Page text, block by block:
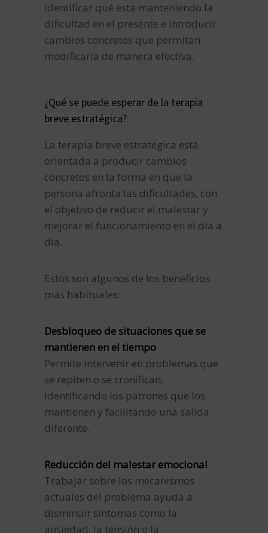
identificar qué está manteniendo la
dificultad en el presente e introducir
cambios concretos que permitan
modificarla de manera efectiva.
¿Qué se puede esperar de la terapia
breve estratégica?
La terapia breve estratégica está
orientada a producir cambios
concretos en la forma en que la
persona afronta las dificultades, con
el objetivo de reducir el malestar y
mejorar el funcionamiento en el día a
día.
Estos son algunos de los beneficios
más habituales:
Desbloqueo de situaciones que se
mantienen en el tiempo
Permite intervenir en problemas que
se repiten o se cronifican,
identificando los patrones que los
mantienen y facilitando una salida
diferente.
Reducción del malestar emocional
Trabajar sobre los mecanismos
actuales del problema ayuda a
disminuir síntomas como la
ansiedad, la tensión o la